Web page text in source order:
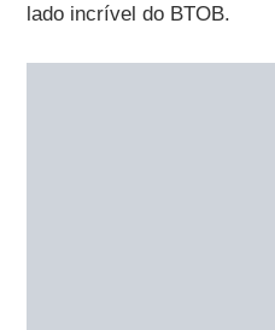
lado incrível do BTOB.